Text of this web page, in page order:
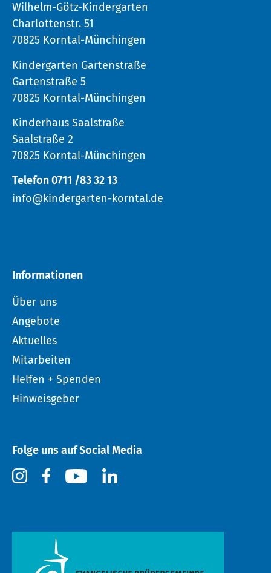
Wilhelm-Götz-Kindergarten
Charlottenstr. 51
70825 Korntal-Münchingen
Kindergarten Gartenstraße
Gartenstraße 5
70825 Korntal-Münchingen
Kinderhaus Saalstraße
Saalstraße 2
70825 Korntal-Münchingen
Telefon 0711 /83 32 13
info@kindergarten-korntal.de
Informationen
Über uns
Angebote
Aktuelles
Mitarbeiten
Helfen + Spenden
Hinweisgeber
Folge uns auf Social Media